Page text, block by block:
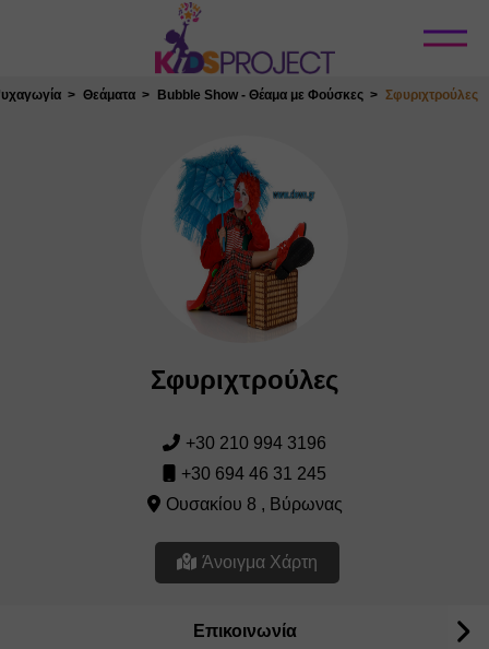
Κλείσιμο
Θεάματα Bubble Show - Θέαμα με Φούσκες Σφυριχτρούλες
Σφυριχτρούλες
+30 210 994 3196
+30 694 46 31 245
Ουσακίου 8 , Βύρωνας
Άνοιγμα Χάρτη
Επικοινωνία